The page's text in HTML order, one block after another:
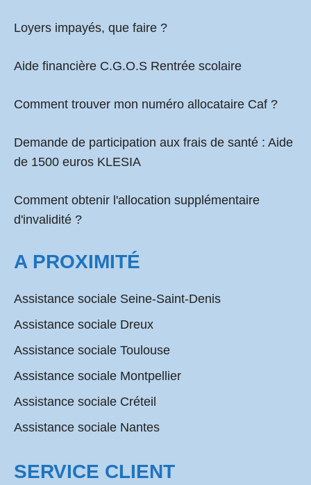
Loyers impayés, que faire ?
Aide financière C.G.O.S Rentrée scolaire
Comment trouver mon numéro allocataire Caf ?
Demande de participation aux frais de santé : Aide
de 1500 euros KLESIA
Comment obtenir l'allocation supplémentaire
d'invalidité ?
A PROXIMITÉ
Assistance sociale Seine-Saint-Denis
Assistance sociale Dreux
Assistance sociale Toulouse
Assistance sociale Montpellier
Assistance sociale Créteil
Assistance sociale Nantes
SERVICE CLIENT